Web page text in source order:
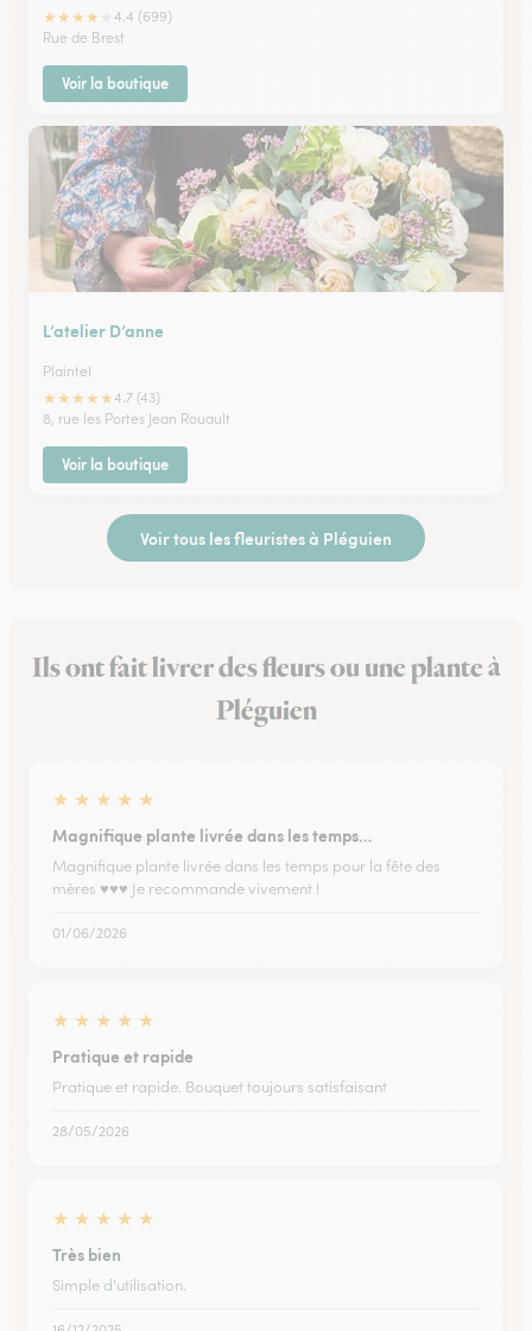
★★★★
4.4 (699)
Rue de Brest
Voir la boutique
L’atelier D’anne
Plaintel
★★★★★4.7 (43)
8, rue les Portes Jean Rouault
Voir la boutique
Voir tous les fleuristes à Pléguien
Ils ont fait livrer des fleurs ou une plante à
Pléguien
★ ★ ★ ★ ★
Magnifique plante livrée dans les temps…
Magnifique plante livrée dans les temps pour la fête des
mères ♥️♥️♥️ Je recommande vivement !
01/06/2026
★ ★ ★ ★ ★
Pratique et rapide
Pratique et rapide. Bouquet toujours satisfaisant
28/05/2026
★ ★ ★ ★ ★
Très bien
Simple d'utilisation.